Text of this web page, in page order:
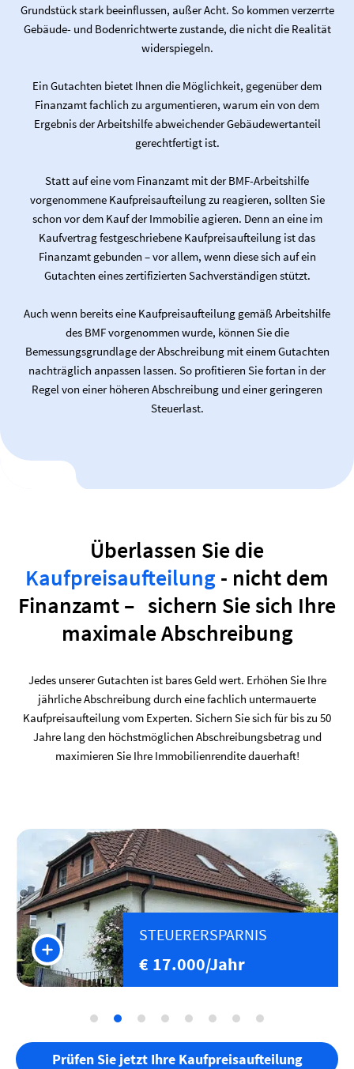
Grundstück stark beeinflussen, außer Acht. So kommen verzerrte
Gebäude- und Bodenrichtwerte zustande, die nicht die Realität
widerspiegeln.
Ein Gutachten bietet Ihnen die Möglichkeit, gegenüber dem
Finanzamt fachlich zu argumentieren, warum ein von dem
Ergebnis der Arbeitshilfe abweichender Gebäudewertanteil
gerechtfertigt ist.
Statt auf eine vom Finanzamt mit der BMF-Arbeitshilfe
vorgenommene Kaufpreisaufteilung zu reagieren, sollten Sie
schon vor dem Kauf der Immobilie agieren. Denn an eine im
Kaufvertrag festgeschriebene Kaufpreisaufteilung ist das
Finanzamt gebunden – vor allem, wenn diese sich auf ein
Gutachten eines zertifizierten Sachverständigen stützt.
Auch wenn bereits eine Kaufpreisaufteilung gemäß Arbeitshilfe
des BMF vorgenommen wurde, können Sie die
Bemessungsgrundlage der Abschreibung mit einem Gutachten
nachträglich anpassen lassen. So profitieren Sie fortan in der
Regel von einer höheren Abschreibung und einer geringeren
Steuerlast.
Überlassen Sie die
Kaufpreisaufteilung - nicht dem
Finanzamt – sichern Sie sich Ihre
maximale Abschreibung
Jedes unserer Gutachten ist bares Geld wert. Erhöhen Sie Ihre
jährliche Abschreibung durch eine fachlich untermauerte
Kaufpreisaufteilung vom Experten. Sichern Sie sich für bis zu 50
Jahre lang den höchstmöglichen Abschreibungsbetrag und
maximieren Sie Ihre Immobilienrendite dauerhaft!
STEUERERSPARNIS
€ 25.000/Jahr
Prüfen Sie jetzt Ihre Kaufpreisaufteilung